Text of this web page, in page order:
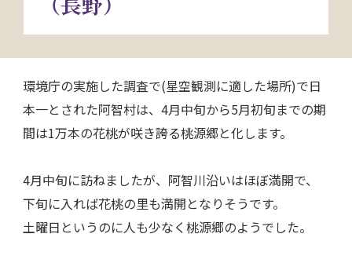
検索
環境庁の実施した調査で(星空観測に適した場所)で日
本一とされた阿智村は、4月中旬から5月初旬までの期
間は1万本の花桃が咲き誇る桃源郷と化します。
4月中旬に訪ねましたが、阿智川沿いはほぼ満開で、
下旬に入れば花桃の里も満開となりそうです。
土曜日というのに人も少なく桃源郷のようでした。